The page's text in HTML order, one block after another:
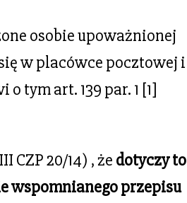
osobie upoważnionej
w placówce pocztowej i
tym art. 139 par. 1 [1]
CZP 20/14) , że dotyczy to
wspomnianego przepisu